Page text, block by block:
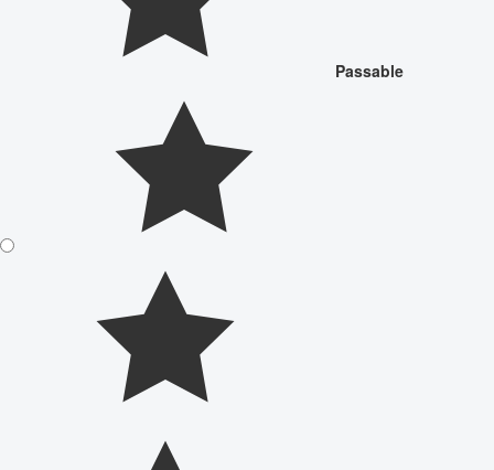
Passable